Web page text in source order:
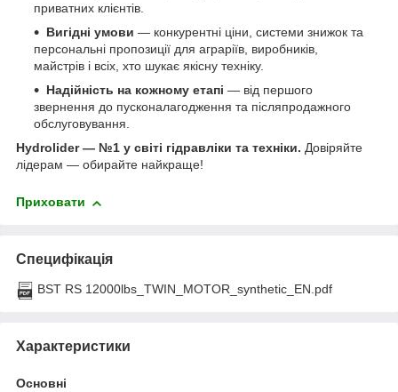
приватних клієнтів.
Вигідні умови — конкурентні ціни, системи знижок та
персональні пропозиції для аграріїв, виробників,
майстрів і всіх, хто шукає якісну техніку.
Надійність на кожному етапі — від першого
звернення до пусконалагодження та післяпродажного
обслуговування.
Hydrolider — №1 у світі гідравліки та техніки. Довіряйте
лідерам — обирайте найкраще!
Приховати
Специфікація
BST RS 12000lbs_TWIN_MOTOR_synthetic_EN.pdf
Характеристики
Основні